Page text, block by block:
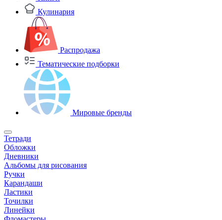
Кулинария
Распродажа
Тематические подборки
Мировые бренды
Тетради
Обложки
Дневники
Альбомы для рисования
Ручки
Карандаши
Ластики
Точилки
Линейки